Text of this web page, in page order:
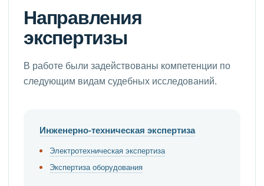
Направления
экспертизы
В работе были задействованы компетенции по
следующим видам судебных исследований.
Инженерно-техническая экспертиза
Электротехническая экспертиза
Экспертиза оборудования